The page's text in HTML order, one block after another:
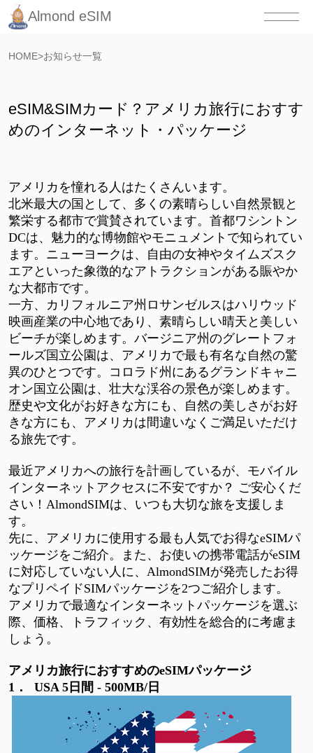
Almond eSIM
HOME>お知らせ一覧
eSIM&SIMカード？アメリカ旅行におすす
めのインターネット・パッケージ
アメリカを憧れる人はたくさんいます。
北米最大の国として、多くの素晴らしい自然景観と
繁栄する都市で賞賛されています。 首都ワシントン
DCは、魅力的な博物館やモニュメントで知られてい
ます。ニューヨークは、自由の女神やタイムズスク
エアといった象徴的なアトラクションがある賑やか
な大都市です。
一方、カリフォルニア州ロサンゼルスはハリウッド
映画産業の中心地であり、素晴らしい晴天と美しい
ビーチが楽しめます。バージニア州のグレートフォ
ールズ国立公園は、アメリカで最も有名な自然の驚
異のひとつです。コロラド州にあるグランドキャニ
オン国立公園は、壮大な渓谷の景色が楽しめます。
歴史や文化がお好きな方にも、自然の美しさがお好
きな方にも、アメリカは間違いなくご満足いただけ
る旅先です。
最近アメリカへの旅行を計画しているが、モバイル
インターネットアクセスに不安ですか？ ご安心くだ
さい！AlmondSIMは、いつも大切な旅を支援しま
す。
先に、アメリカに使用する最も人気でお得なeSIMパ
ッケージをご紹介。また、お使いの携帯電話がeSIM
に対応していない人に、AlmondSIMが発売したお得
なプリペイドSIMパッケージを2つご紹介します。
アメリカで最適なインターネットパッケージを選ぶ
際、価格、トラフィック、有効性を総合的に考慮ま
しょう。
アメリカ旅行におすすめのeSIMパッケージ
1．
USA 5日間 - 500MB/日